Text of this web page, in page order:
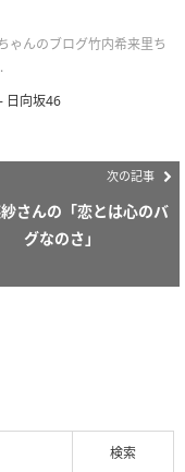
ゃんのブログ竹内希来里ち
日向坂46
次の記事
さんの「恋とは心のバ
グなのさ」